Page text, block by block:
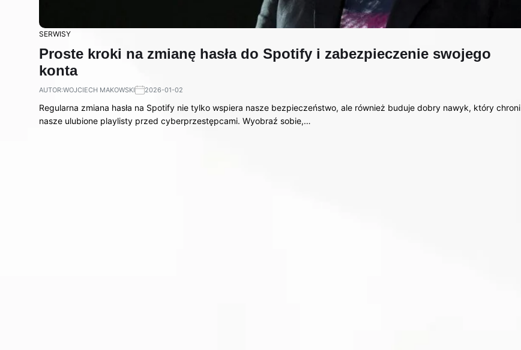
SERWISY
Proste kroki na zmianę hasła do Spotify i zabezpieczenie swojego
konta
AUTOR:WOJCIECH MAKOWSKI 2026-01-02
Regularna zmiana hasła na Spotify nie tylko wspiera nasze bezpieczeństwo, ale również buduje dobry nawyk, który chroni
nasze ulubione playlisty przed cyberprzestępcami. Wyobraź sobie,…